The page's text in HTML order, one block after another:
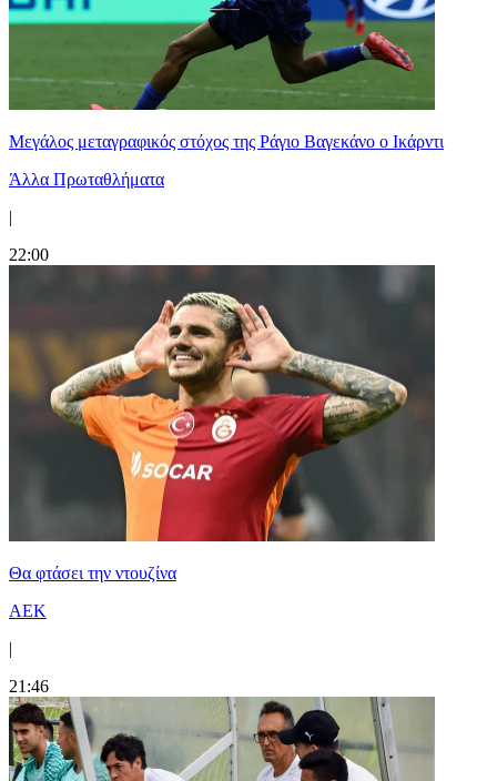
Μεγάλος μεταγραφικός στόχος της Ράγιο Βαγεκάνο ο Ικάρντι
Άλλα Πρωταθλήματα
|
22:00
Θα φτάσει την ντουζίνα
ΑΕΚ
|
21:46